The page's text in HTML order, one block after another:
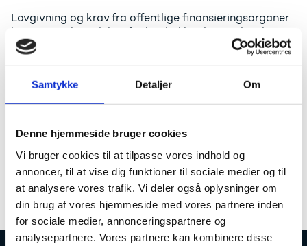
Samtykke Detaljer Om
Denne hjemmeside bruger cookies
Vi bruger cookies til at tilpasse vores indhold og
annoncer, til at vise dig funktioner til sociale medier og til
at analysere vores trafik. Vi deler også oplysninger om
din brug af vores hjemmeside med vores partnere inden
for sociale medier, annonceringspartnere og
analysepartnere. Vores partnere kan kombinere disse
Lovgivning og krav fra offentlige finansieringsorganer
kan variere betydeligt fra land til land. Hvis danske
virksomheder indgår samarbejde med
dette land.
som led i bevillingsbetingelserne gælde særlige vilkår
For yderligere rådgivning om dette kan henvises til:
European IPR Helpdesk